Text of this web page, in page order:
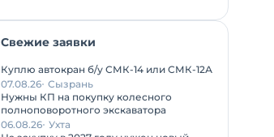
Свежие заявки
Куплю автокран б/у СМК-14 или СМК-12А
07.08.26 Сызрань
Нужны КП на покупку колесного
полноповоротного экскаватора
06.08.26 Ухта